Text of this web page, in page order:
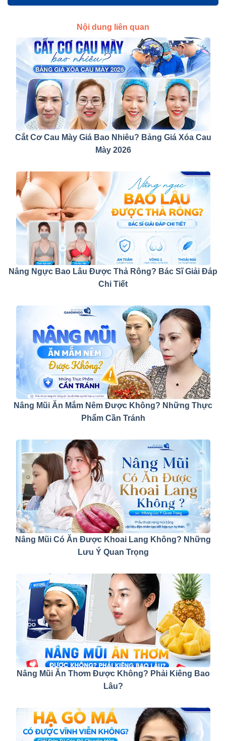
Nội dung liên quan
Cắt Cơ Cau Mày Giá Bao Nhiêu? Bảng Giá Xóa Cau
Mày 2026
Nâng Ngực Bao Lâu Được Thả Rông? Bác Sĩ Giải Đáp
Chi Tiết
Nâng Mũi Ăn Mắm Nêm Được Không? Những Thực
Phẩm Cần Tránh
Nâng Mũi Có Ăn Được Khoai Lang Không? Những
Lưu Ý Quan Trọng
Nâng Mũi Ăn Thơm Được Không? Phải Kiêng Bao
Lâu?